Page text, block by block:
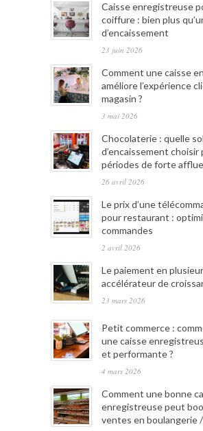
Caisse enregistreuse
coiffure : bien plus
d’encaissement
23 juin 2026
Comment une caisse
améliore l’expérience
magasin ?
3 mai 2026
Chocolaterie : quelle
d’encaissement choisir
périodes de forte
26 avril 2026
Le prix d’une
pour restaurant :
commandes
2 avril 2026
Le paiement en
accélérateur de
23 mars 2026
Petit commerce :
une caisse
et performante ?
4 mars 2026
Comment une bonne
enregistreuse peut
ventes en boulangerie